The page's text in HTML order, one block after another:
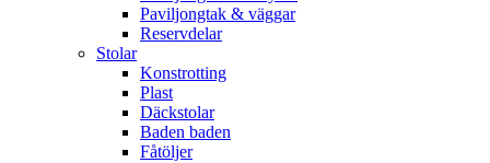
Paviljongtak & väggar
Reservdelar
Stolar
Konstrotting
Plast
Däckstolar
Baden baden
Fåtöljer